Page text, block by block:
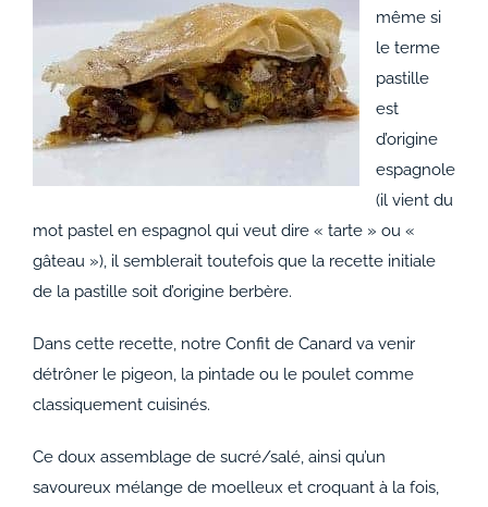
même si
le terme
pastille
est
d’origine
espagnole
(il vient du
mot pastel en espagnol qui veut dire « tarte » ou «
gâteau »), il semblerait toutefois que la recette initiale
de la pastille soit d’origine berbère.
Dans cette recette, notre Confit de Canard va venir
détrôner le pigeon, la pintade ou le poulet comme
classiquement cuisinés.
Ce doux assemblage de sucré/salé, ainsi qu’un
savoureux mélange de moelleux et croquant à la fois,